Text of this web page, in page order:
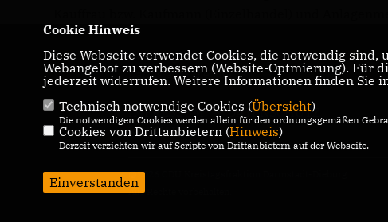
Homepage der CDU Kreistagsfraktion
Darmstadt - Dieburg
IMPRESSUM
DATENSCHUTZ
KONTAKT
@2026 CDU Kreistagsfraktion Darmstadt-Dieburg
Alle Rechte vorbehalten.
Cookie Hinweis
Diese Webseite verwendet Cookies, die notwendig
Webangebot zu verbessern (Website-Optmierung).
jederzeit widerrufen. Weitere Informationen finden Sie
Technisch notwendige Cookies (Übersicht)
Die notwendigen Cookies werden allein für den ordnungsgemäßen
Cookies von Drittanbietern (Hinweis)
Derzeit verzichten wir auf Scripte von Drittanbietern auf der Webseite.
Einverstanden